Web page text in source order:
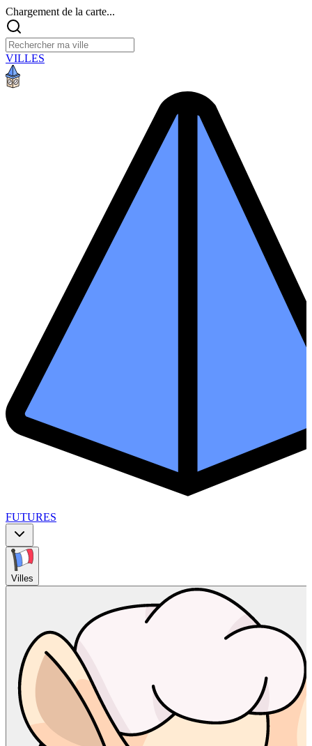
Chargement de la carte...
VILLES
FUTURES
Villes